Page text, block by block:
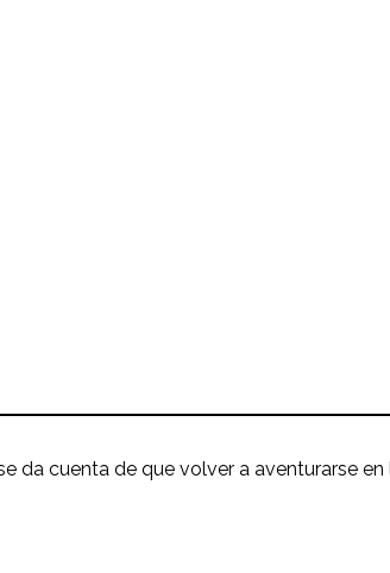
da cuenta de que volver a aventurarse